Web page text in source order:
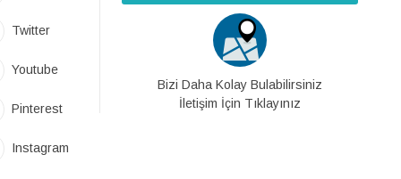
Twitter
Youtube
Pinterest
Instagram
Bizi Daha Kolay Bulabilirsiniz
İletişim İçin Tıklayınız